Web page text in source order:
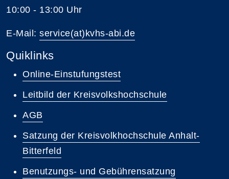
10:00 - 13:00 Uhr
E-Mail: service(at)kvhs-abi.de
Quiklinks
Online-Einstufungstest
Leitbild der Kreisvolkshochschule
AGB
Satzung der Kreisvolkhochschule Anhalt-
Bitterfeld
Benutzungs- und Gebührensatzung